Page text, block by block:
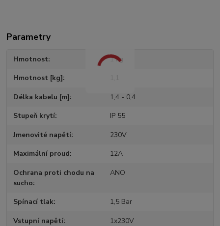
Parametry
Hmotnost 1 kg
Hmotnost [kg]
Délka kabelu [m] 1,4 - 0,4
Stupeň krytí IP 55
Jmenovité napětí 230V
Maximální proud 12A
Ochrana proti chodu na
sucho
ANO
Spínací tlak 1,5 Bar
Vstupní napětí 1x230V